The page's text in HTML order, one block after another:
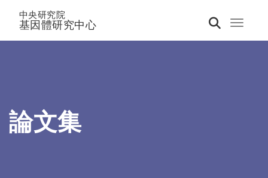
Toggle
中央研究院
基因體研究中心
論文集